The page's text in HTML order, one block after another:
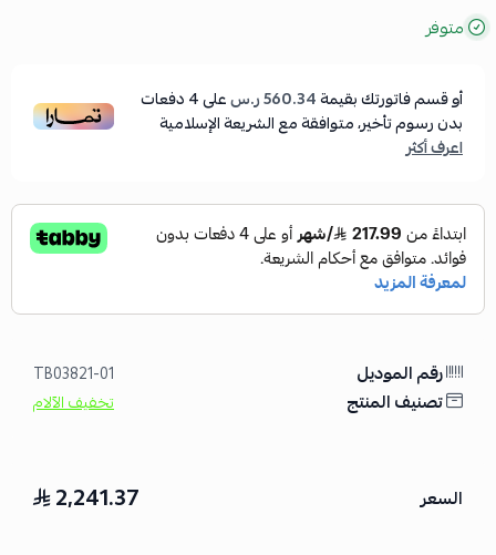
متوفر
أو قسم فاتورتك بقيمة560.34 ر.س على4دفعات
بدون رسوم تأخير، متوافقة مع الشريعة الإسلامية
اعرف أكثر
رقم الموديل TB03821-01
تصنيف المنتج تخفيف الآلام
السعر 2,241.37